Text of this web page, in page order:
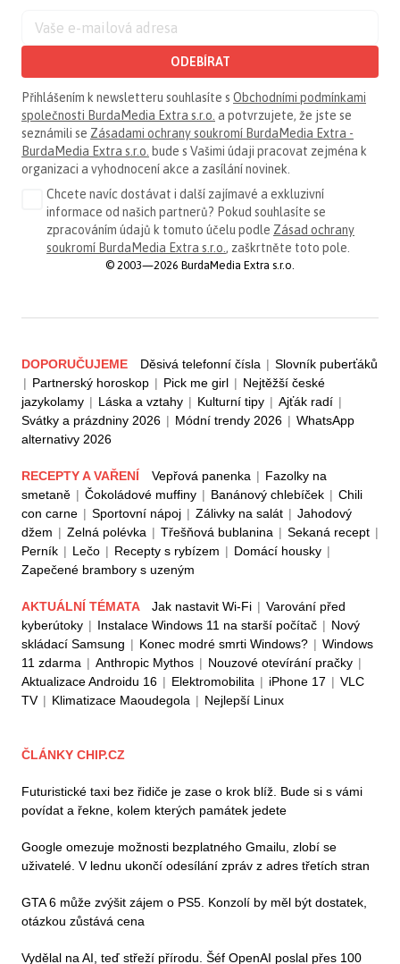
ODEBÍRAT
Přihlášením k newsletteru souhlasíte s Obchodními podmínkami
společnosti BurdaMedia Extra s.r.o. a potvrzujete, že jste se
seznámili se Zásadami ochrany soukromí BurdaMedia Extra -
BurdaMedia Extra s.r.o. bude s Vašimi údaji pracovat zejména k
organizaci a vyhodnocení akce a zasílání novinek.
Chcete navíc dostávat i další zajímavé a exkluzivní
informace od našich partnerů? Pokud souhlasíte se
zpracováním údajů k tomuto účelu podle Zásad ochrany
soukromí BurdaMedia Extra s.r.o. , zaškrtněte toto pole.
© 2003—2026 BurdaMedia Extra s.r.o.
DOPORUČUJEME Děsivá telefonní čísla | Slovník puberťáků
| Partnerský horoskop | Pick me girl | Nejtěžší české
jazykolamy | Láska a vztahy | Kulturní tipy | Ajťák radí |
Svátky a prázdniny 2026 | Módní trendy 2026 | WhatsApp
alternativy 2026
RECEPTY A VAŘENÍ Vepřová panenka | Fazolky na
smetaně | Čokoládové muffiny | Banánový chlebíček | Chili
con carne | Sportovní nápoj | Zálivky na salát | Jahodový
džem | Zelná polévka | Třešňová bublanina | Sekaná recept |
Perník | Lečo | Recepty s rybízem | Domácí housky |
Zapečené brambory s uzeným
AKTUÁLNÍ TÉMATA Jak nastavit Wi-Fi | Varování před
kyberútoky | Instalace Windows 11 na starší počítač | Nový
skládací Samsung | Konec modré smrti Windows? | Windows
11 zdarma | Anthropic Mythos | Nouzové otevírání pračky |
Aktualizace Androidu 16 | Elektromobilita | iPhone 17 | VLC
TV | Klimatizace Maoudegola | Nejlepší Linux
ČLÁNKY CHIP.CZ
Futuristické taxi bez řidiče je zase o krok blíž. Bude si s vámi
povídat a řekne, kolem kterých památek jedete
Google omezuje možnosti bezplatného Gmailu, zlobí se
uživatelé. V lednu ukončí odesílání zpráv z adres třetích stran
GTA 6 může zvýšit zájem o PS5. Konzolí by měl být dostatek,
otázkou zůstává cena
Vydělal na AI, teď střeží přírodu. Šéf OpenAI poslal přes 100